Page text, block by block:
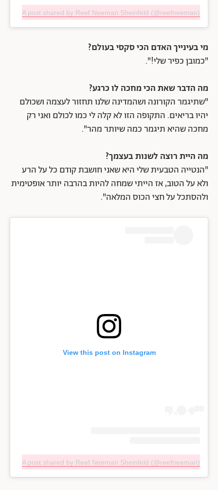
A post shared by Reef Neeman Sheinfeld (@reefneeman)
מי בעינייך האדם הכי סקסי בעולם?
"כמובן כפיר שלי!".
מה הדבר שאת הכי מחכה לו כרגע?
"שתיגמר הקורונה ושהמדינה שלנו תחזור לעצמה ושכולם
יהיו בריאים. התקופה הזו לא קלה לי כמו לכולם ואני רק
מחכה שהיא תיגמר כמה שיותר מהר".
מה היית רוצה לשנות בעצמך?
"הנטייה הטבעית שלי היא שאני חושבת קודם כל על הרע
ולא על הטוב, אז הייתי שמחה להיות בהרבה יותר אופטימית
ולהסתכל על חצי הכוס המלאה".
View this post on Instagram
A post shared by Reef Neeman Sheinfeld (@reefneeman)